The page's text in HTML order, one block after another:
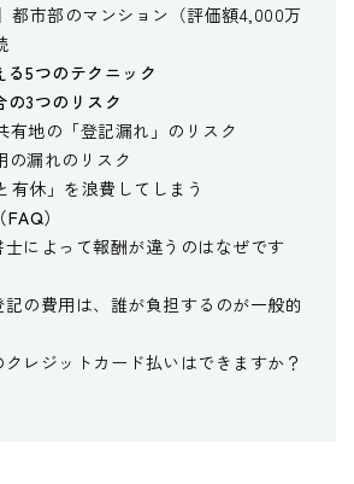
都市部のマンション（評価額4,000万
5つのテクニック
の3つのリスク
有地の「登記漏れ」のリスク
の漏れのリスク
有休」を浪費してしまう
）
士によって報酬が違うのはなぜです
の費用は、誰が負担するのが一般的
レジットカード払いはできますか？